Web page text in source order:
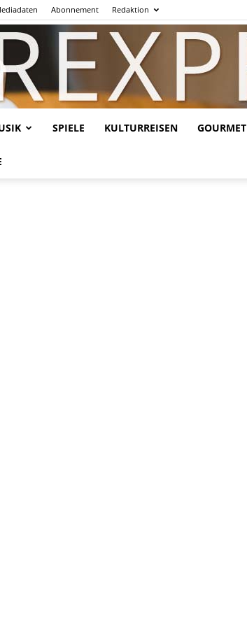
Abonnement Redaktion
SPIELE KULTURREISEN GOURMET